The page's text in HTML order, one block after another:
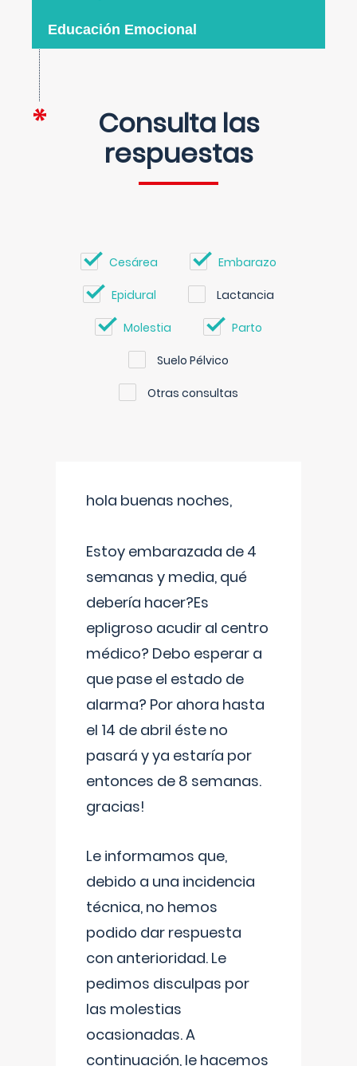
Educación Emocional
Consulta las
respuestas
Cesárea Embarazo
Epidural Lactancia
Molestia Parto
Suelo Pélvico
Otras consultas
hola buenas noches,
Estoy embarazada de 4
semanas y media, qué
debería hacer?Es
epligroso acudir al centro
médico? Debo esperar a
que pase el estado de
alarma? Por ahora hasta
el 14 de abril éste no
pasará y ya estaría por
entonces de 8 semanas.
gracias!
Le informamos que,
debido a una incidencia
técnica, no hemos
podido dar respuesta
con anterioridad. Le
pedimos disculpas por
las molestias
ocasionadas. A
continuación, le hacemos